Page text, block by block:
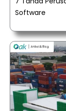
Software